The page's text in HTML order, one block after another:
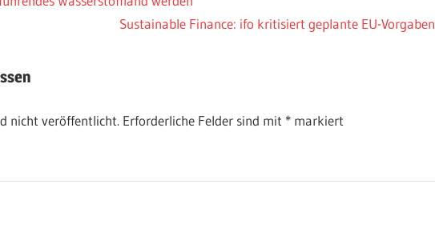
Nächster
Sustainable Finance: ifo kritisiert geplante EU-Vorgaben
nicht veröffentlicht. Erforderliche Felder sind mit *markiert